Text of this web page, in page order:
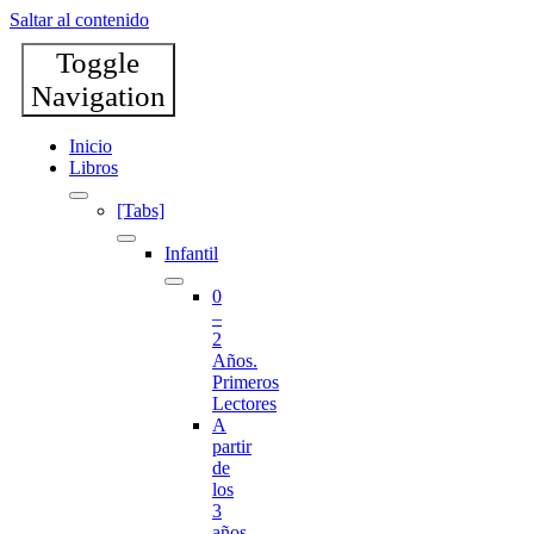
Saltar al contenido
Toggle
Navigation
Inicio
Libros
[Tabs]
Infantil
0
–
2
Años.
Primeros
Lectores
A
partir
de
los
3